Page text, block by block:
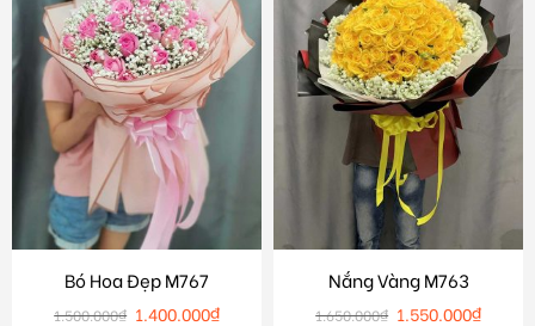
Bó Hoa Đẹp M767
1.500.000₫ 1.400.000₫
Nắng Vàng M763
1.650.000₫ 1.550.000₫